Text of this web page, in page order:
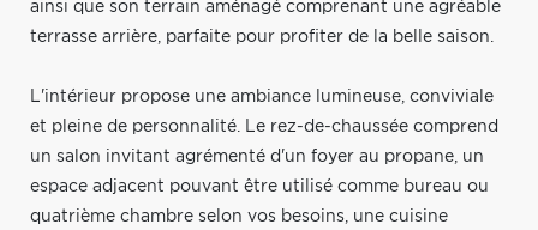
ainsi que son terrain aménagé comprenant une agréable
terrasse arrière, parfaite pour profiter de la belle saison.
L'intérieur propose une ambiance lumineuse, conviviale
et pleine de personnalité. Le rez-de-chaussée comprend
un salon invitant agrémenté d'un foyer au propane, un
espace adjacent pouvant être utilisé comme bureau ou
quatrième chambre selon vos besoins, une cuisine